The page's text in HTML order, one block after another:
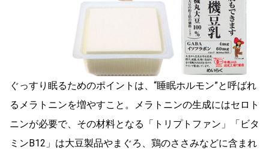
ぐっすり眠るためのポイントは、“睡眠ホルモン”と呼ばれ
るメラトニンを増やすこと。メラトニンの生成にはセロト
ニンが必要で、その材料となる「トリプトファン」「ビタ
ミンB12」は大豆製品やまぐろ、鶏のささみなどに含まれ